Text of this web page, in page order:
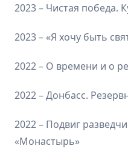
2023 – Чистая победа.
2023 – «Я хочу быть
2022 – О времени и о
2022 – Донбасс.
2022 – Подвиг
«Монастырь»